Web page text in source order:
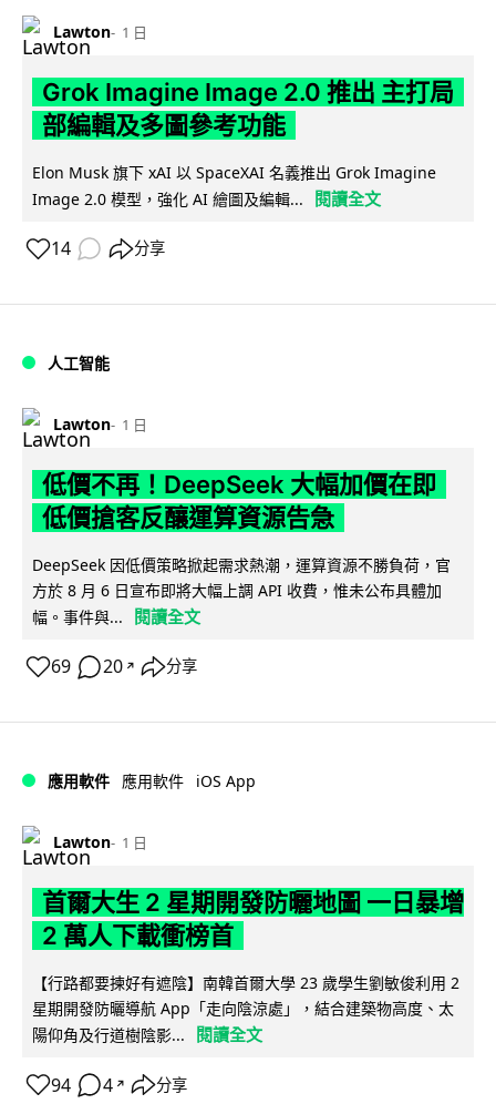
Lawton 1 日
Grok Imagine Image 2.0 推出 主打局
部編輯及多圖參考功能
Elon Musk 旗下 xAI 以 SpaceXAI 名義推出 Grok Imagine
Image 2.0 模型，強化 AI 繪圖及編輯...
閱讀全文
14 分享
人工智能
Lawton 1 日
低價不再！DeepSeek 大幅加價在即
低價搶客反釀運算資源告急
DeepSeek 因低價策略掀起需求熱潮，運算資源不勝負荷，官
方於 8 月 6 日宣布即將大幅上調 API 收費，惟未公布具體加
幅。事件與...
閱讀全文
69 20 ↗ 分享
應用軟件 應用軟件 iOS App
Lawton 1 日
首爾大生 2 星期開發防曬地圖 一日暴增
2 萬人下載衝榜首
【行路都要揀好有遮陰】南韓首爾大學 23 歲學生劉敏俊利用 2
星期開發防曬導航 App「走向陰涼處」，結合建築物高度、太
陽仰角及行道樹陰影...
閱讀全文
94 4 ↗ 分享